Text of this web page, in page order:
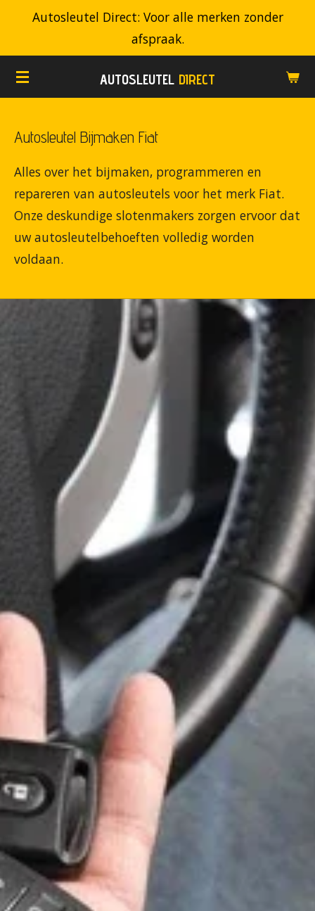
de
AUTOSLEUTEL DIRECT
Autosleutel Direct: Voor alle merken zonder
afspraak.
Autosleutel Bijmaken Fiat
Alles over het bijmaken, programmeren en
repareren van autosleutels voor het merk Fiat.
Onze deskundige slotenmakers zorgen ervoor dat
uw autosleutelbehoeften volledig worden
voldaan.